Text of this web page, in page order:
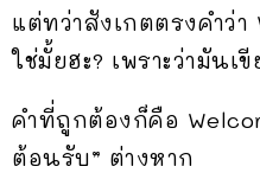
แต่ทว่าสังเกตตรงคำว่
ใช่มั้ยฮะ? เพราะว่ามัน
คำที่ถูกต้องก็คือ
ต้อนรับ” ต่างหาก